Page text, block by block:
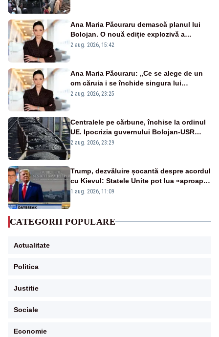
Ana Maria Păcuraru demască planul lui
Bolojan. O nouă ediție explozivă a
emisiunii „Miza Zilei” la Realitatea PLUS
2 aug. 2026, 15:42
Ana Maria Păcuraru: „Ce se alege de un
om căruia i se închide singura lui
portiță?”
2 aug. 2026, 23:25
Centralele pe cărbune, închise la ordinul
UE. Ipocrizia guvernului Bolojan-USR
după starea de alertă
2 aug. 2026, 23:29
Trump, dezvăluire șocantă despre acordul
cu Kievul: Statele Unite pot lua «aproape
tot ce vor» din minele Ucrainei”
1 aug. 2026, 11:09
CATEGORII POPULARE
Actualitate
Politica
Justitie
Sociale
Economie